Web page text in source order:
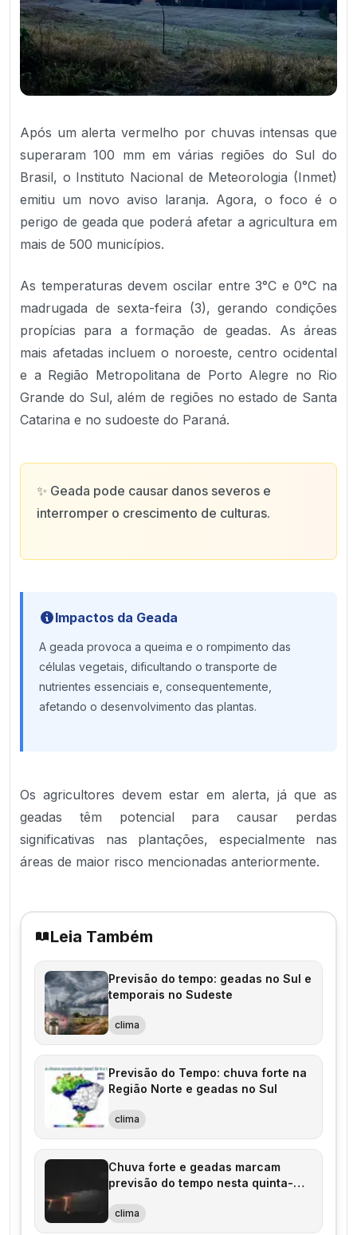
Após um alerta vermelho por chuvas intensas que
superaram 100 mm em várias regiões do Sul do
Brasil, o Instituto Nacional de Meteorologia (Inmet)
emitiu um novo aviso laranja. Agora, o foco é o
perigo de geada que poderá afetar a agricultura em
mais de 500 municípios.
As temperaturas devem oscilar entre 3°C e 0°C na
madrugada de sexta-feira (3), gerando condições
propícias para a formação de geadas. As áreas
mais afetadas incluem o noroeste, centro ocidental
e a Região Metropolitana de Porto Alegre no Rio
Grande do Sul, além de regiões no estado de Santa
Catarina e no sudoeste do Paraná.
✨ Geada pode causar danos severos e
interromper o crescimento de culturas.
Impactos da Geada
A geada provoca a queima e o rompimento das
células vegetais, dificultando o transporte de
nutrientes essenciais e, consequentemente,
afetando o desenvolvimento das plantas.
Os agricultores devem estar em alerta, já que as
geadas têm potencial para causar perdas
significativas nas plantações, especialmente nas
áreas de maior risco mencionadas anteriormente.
Leia Também
Previsão do tempo: geadas no Sul e
temporais no Sudeste
clima
Previsão do Tempo: chuva forte na
Região Norte e geadas no Sul
clima
Chuva forte e geadas marcam
previsão do tempo nesta quinta-
clima